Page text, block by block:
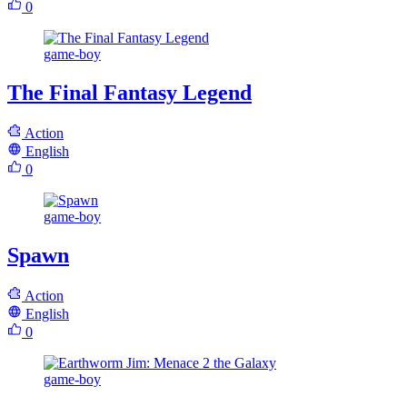
0
game-boy
The Final Fantasy Legend
Action
English
0
game-boy
Spawn
Action
English
0
game-boy